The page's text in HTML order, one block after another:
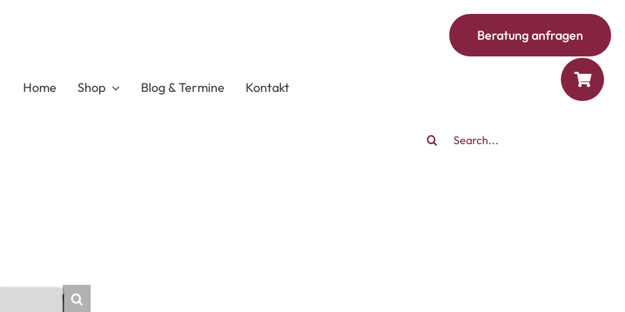
Home Shop Blog & Termine Kontakt
Beratung anfragen
for: